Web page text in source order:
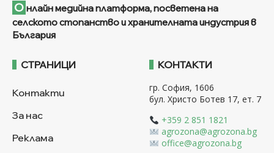
О нлайн медийна платформа, посветена на
селското стопанство и хранителната индустрия в
България
СТРАНИЦИ
Контакти
За нас
Реклама
КОНТАКТИ
гр. София, 1606
бул. Христо Ботев 17, ет. 7
+359 2 851 1821
agrozona@agrozona.bg
office@agrozona.bg